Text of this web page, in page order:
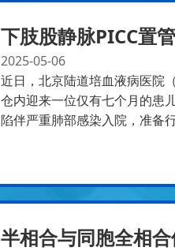
下肢股静脉PICC置
2025-05-06
近日，北京陆道培血液病医院
仓内迎来一位仅有七个月的患
陷伴严重肺部感染入院，准备
半相合与同胞全相